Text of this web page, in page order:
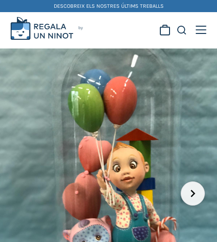
content
DESCOBREIX ELS NOSTRES ÚLTIMS TREBALLS
nostres artistes fallers i
foguerers